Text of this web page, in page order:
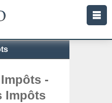
-
Impôts